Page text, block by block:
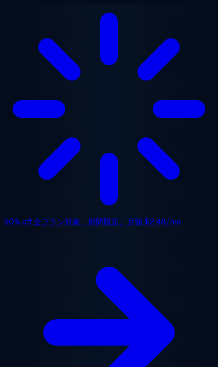
50% off全プラン対象、期間限定。月額$2.48/mo